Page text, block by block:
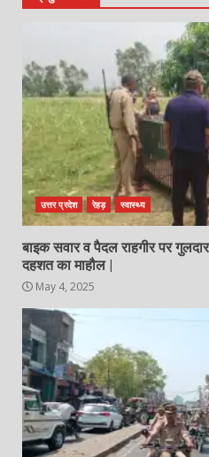
उत्तर प्रदेश रेहड़ स्वास्थ्य
बाइक सवार व पैदल राहगीर पर
दहशत का माहौल |
May 4, 2025